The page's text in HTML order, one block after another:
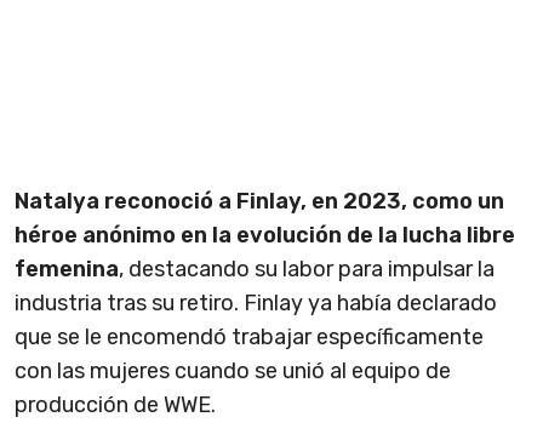
Natalya reconoció a Finlay, en 2023, como un
héroe anónimo en la evolución de la lucha libre
femenina, destacando su labor para impulsar la
industria tras su retiro. Finlay ya había declarado
que se le encomendó trabajar específicamente
con las mujeres cuando se unió al equipo de
producción de WWE.